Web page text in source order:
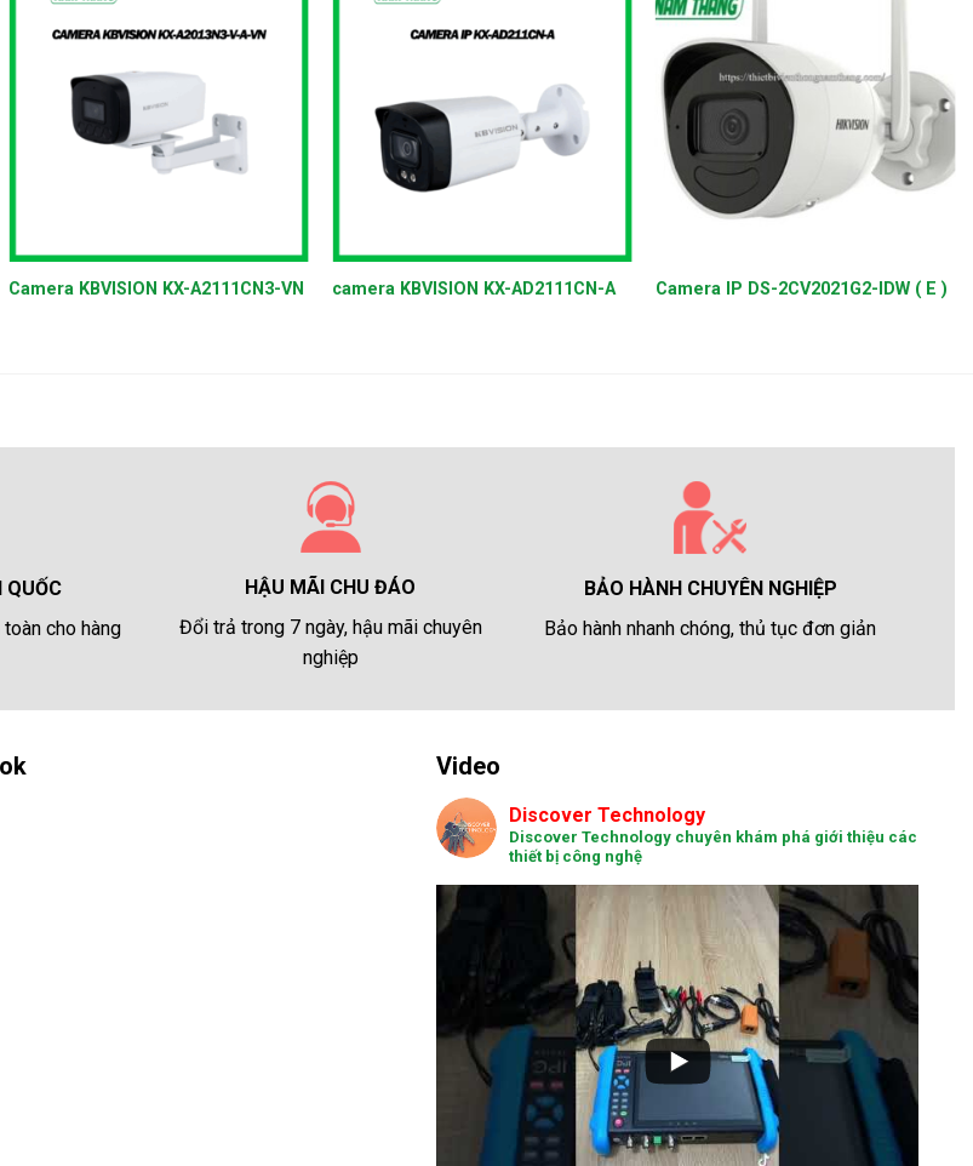
Camera KBVISION KX-A2111CN3-VN camera KBVISION KX-AD2111CN-A Camera IP DS-2CV2021G2-IDW ( E )
QUỐC
toàn cho hàng
HẬU MÃI CHU ĐÁO
Đổi trả trong 7 ngày, hậu mãi chuyên
nghiệp
BẢO HÀNH CHUYÊN NGHIỆP
Bảo hành nhanh chóng, thủ tục đơn giản
Video
Discover Technology
Discover Technology chuyên khám phá giới thiệu các
thiết bị công nghệ